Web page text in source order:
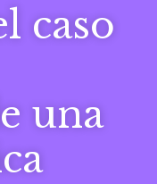
caso
una